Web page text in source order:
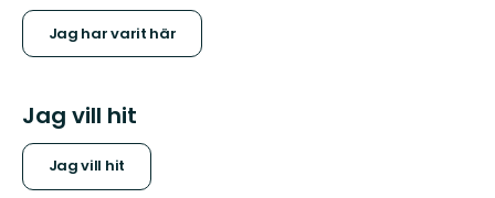
Jag har varit här
Jag vill hit
Jag vill hit